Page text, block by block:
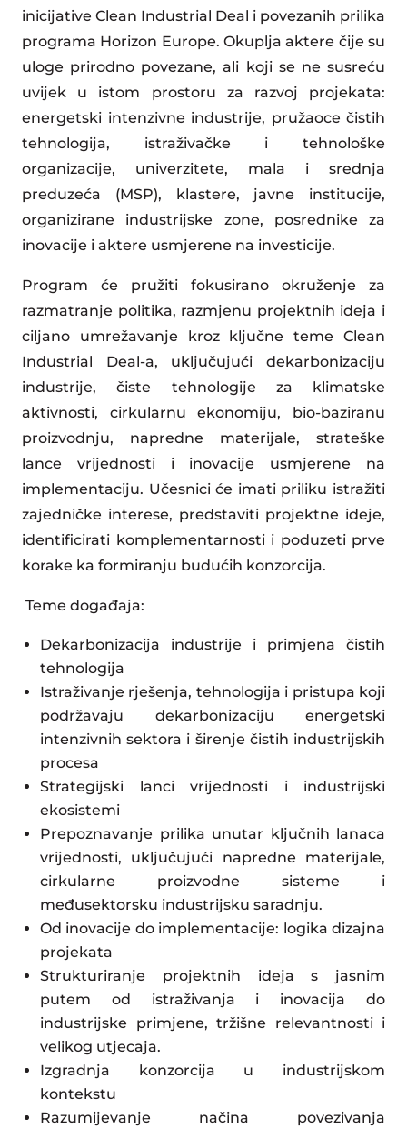
inicijative Clean Industrial Deal i povezanih prilika
programa Horizon Europe. Okuplja aktere čije su
uloge prirodno povezane, ali koji se ne susreću
uvijek u istom prostoru za razvoj projekata:
energetski intenzivne industrije, pružaoce čistih
tehnologija, istraživačke i tehnološke
organizacije, univerzitete, mala i srednja
preduzeća (MSP), klastere, javne institucije,
organizirane industrijske zone, posrednike za
inovacije i aktere usmjerene na investicije.
Program će pružiti fokusirano okruženje za
razmatranje politika, razmjenu projektnih ideja i
ciljano umrežavanje kroz ključne teme Clean
Industrial Deal-a, uključujući dekarbonizaciju
industrije, čiste tehnologije za klimatske
aktivnosti, cirkularnu ekonomiju, bio-baziranu
proizvodnju, napredne materijale, strateške
lance vrijednosti i inovacije usmjerene na
implementaciju. Učesnici će imati priliku istražiti
zajedničke interese, predstaviti projektne ideje,
identificirati komplementarnosti i poduzeti prve
korake ka formiranju budućih konzorcija.
Teme događaja:
Dekarbonizacija industrije i primjena čistih
tehnologija
Istraživanje rješenja, tehnologija i pristupa koji
podržavaju dekarbonizaciju energetski
intenzivnih sektora i širenje čistih industrijskih
procesa
Strategijski lanci vrijednosti i industrijski
ekosistemi
Prepoznavanje prilika unutar ključnih lanaca
vrijednosti, uključujući napredne materijale,
cirkularne proizvodne sisteme i
međusektorsku industrijsku saradnju.
Od inovacije do implementacije: logika dizajna
projekata
Strukturiranje projektnih ideja s jasnim
putem od istraživanja i inovacija do
industrijske primjene, tržišne relevantnosti i
velikog utjecaja.
Izgradnja konzorcija u industrijskom
kontekstu
Razumijevanje načina povezivanja